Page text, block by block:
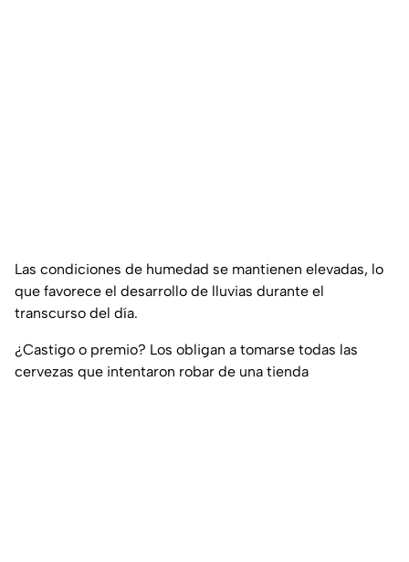
Las condiciones de humedad se mantienen elevadas, lo
que favorece el desarrollo de lluvias durante el
transcurso del día.
¿Castigo o premio? Los obligan a tomarse todas las
cervezas que intentaron robar de una tienda